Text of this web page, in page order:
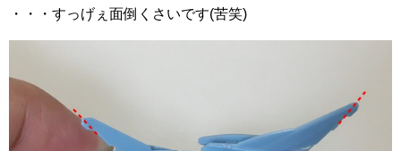
・・・すっげぇ面倒くさいです(苦笑)